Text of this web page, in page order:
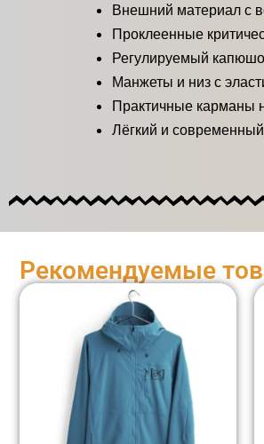
Внешний материал с
Проклеенные
Регулируемый
Манжеты и низ с
Практичные карманы
Лёгкий и
Рекомендуемые